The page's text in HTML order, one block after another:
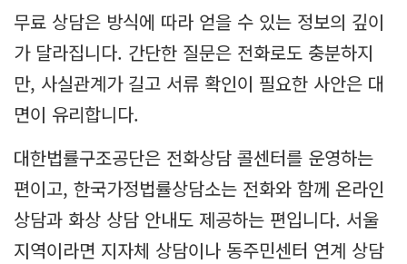
무료 상담은 방식에 따라 얻을 수 있는 정보의 깊이
가 달라집니다. 간단한 질문은 전화로도 충분하지
만, 사실관계가 길고 서류 확인이 필요한 사안은 대
면이 유리합니다.
대한법률구조공단은 전화상담 콜센터를 운영하는
편이고, 한국가정법률상담소는 전화와 함께 온라인
상담과 화상 상담 안내도 제공하는 편입니다. 서울
지역이라면 지자체 상담이나 동주민센터 연계 상담